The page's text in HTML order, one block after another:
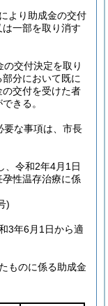
より助成金の交付
一部を取り消す
交付決定を取り
分において既に
交付を受けた者
きる。
要な事項は、市長
、令和2年4月1日
性温存治療に係
)
3年6月1日から適
ものに係る助成金